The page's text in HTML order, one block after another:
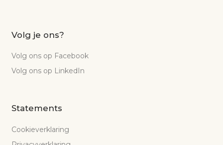
Volg je ons?
Volg ons op Facebook
Volg ons op LinkedIn
Statements
Cookieverklaring